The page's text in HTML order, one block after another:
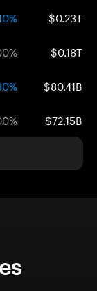
$0.23T
$0.18T
$80.41B
$72.15B